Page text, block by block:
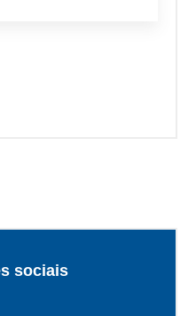
sociais